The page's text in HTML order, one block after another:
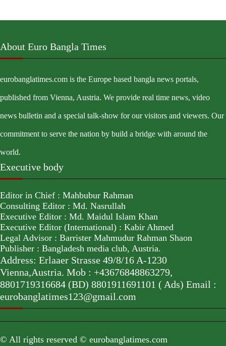
About Euro Bangla Times
eurobanglatimes.com is the Europe based bangla news portals,
published from Vienna, Austria. We provide real time news, video
news bulletin and a special talk-show for our visitors and viewers. Our
commitment to serve the nation by build a bridge with around the
world.
Executive body
Editor in Chief : Mahbubur Rahman
Consulting Editor : Md. Nasrullah
Executive Editor : Md. Maidul Islam Khan
Executive Editor (International) : Kabir Ahmed
Legal Advisor : Barrister Mahmudur Rahman Shaon
Publisher : Bangladesh media club, Austria.
Address: Erlaaer Strasse 49/8/16 A-1230
Vienna,Austria. Mob : +43676848863279,
8801719316684 (BD) 8801911691101 ( Ads) Email :
eurobanglatimes123@gmail.com
© All rights reserved © eurobanglatimes.com